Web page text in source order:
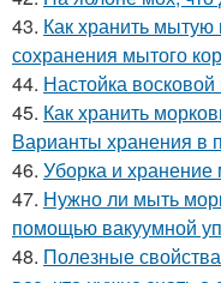
43. Как хранить
сохранения мытого
44. Настойка
45. Как хранить
Варианты хранения в
46. Уборка и
47. Нужно ли мыть
помощью вакуумной
48. Полезные